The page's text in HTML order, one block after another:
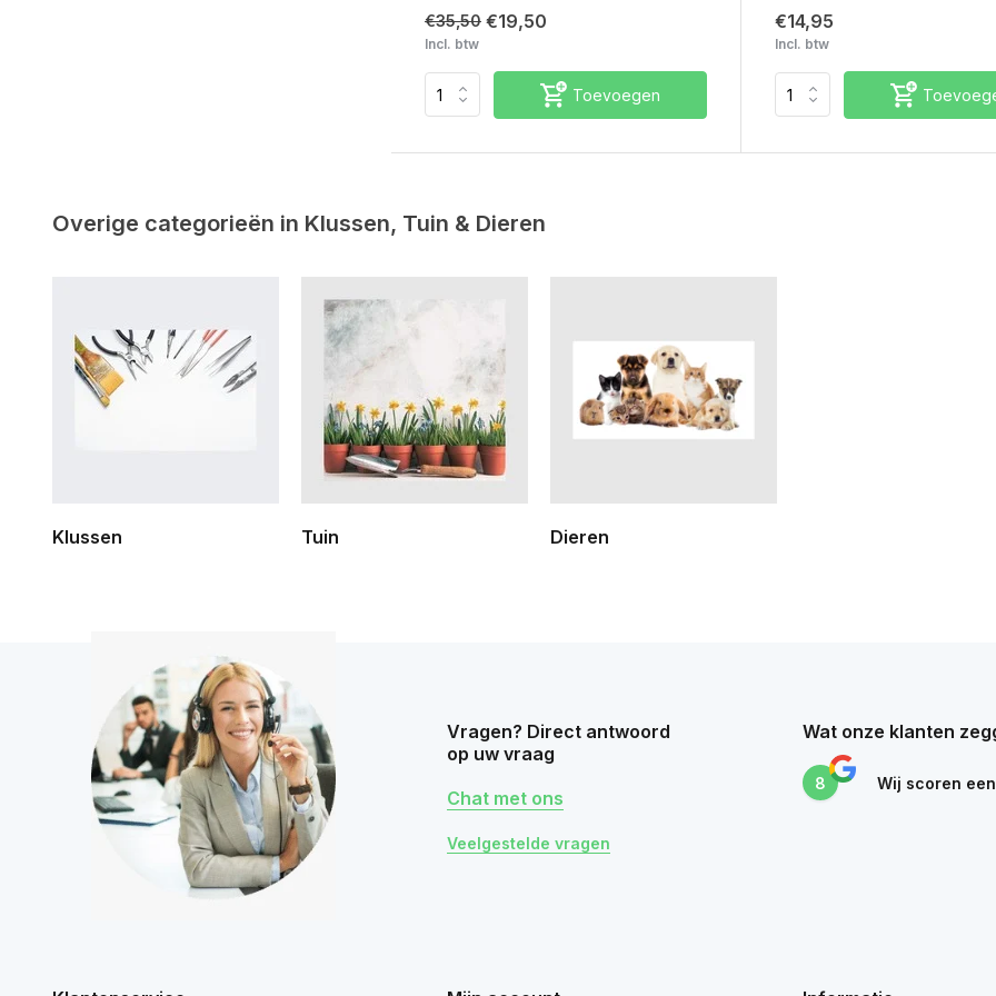
€35,50 €19,50
Incl. btw
Toevoegen
€14,95
Incl. btw
Overige categorieën in Klussen, Tuin & Dieren
Klussen Tuin Dieren
Vragen? Direct antwoord
op uw vraag
Chat met ons
Veelgestelde vragen
Wat onze klanten
8 Wij scoren